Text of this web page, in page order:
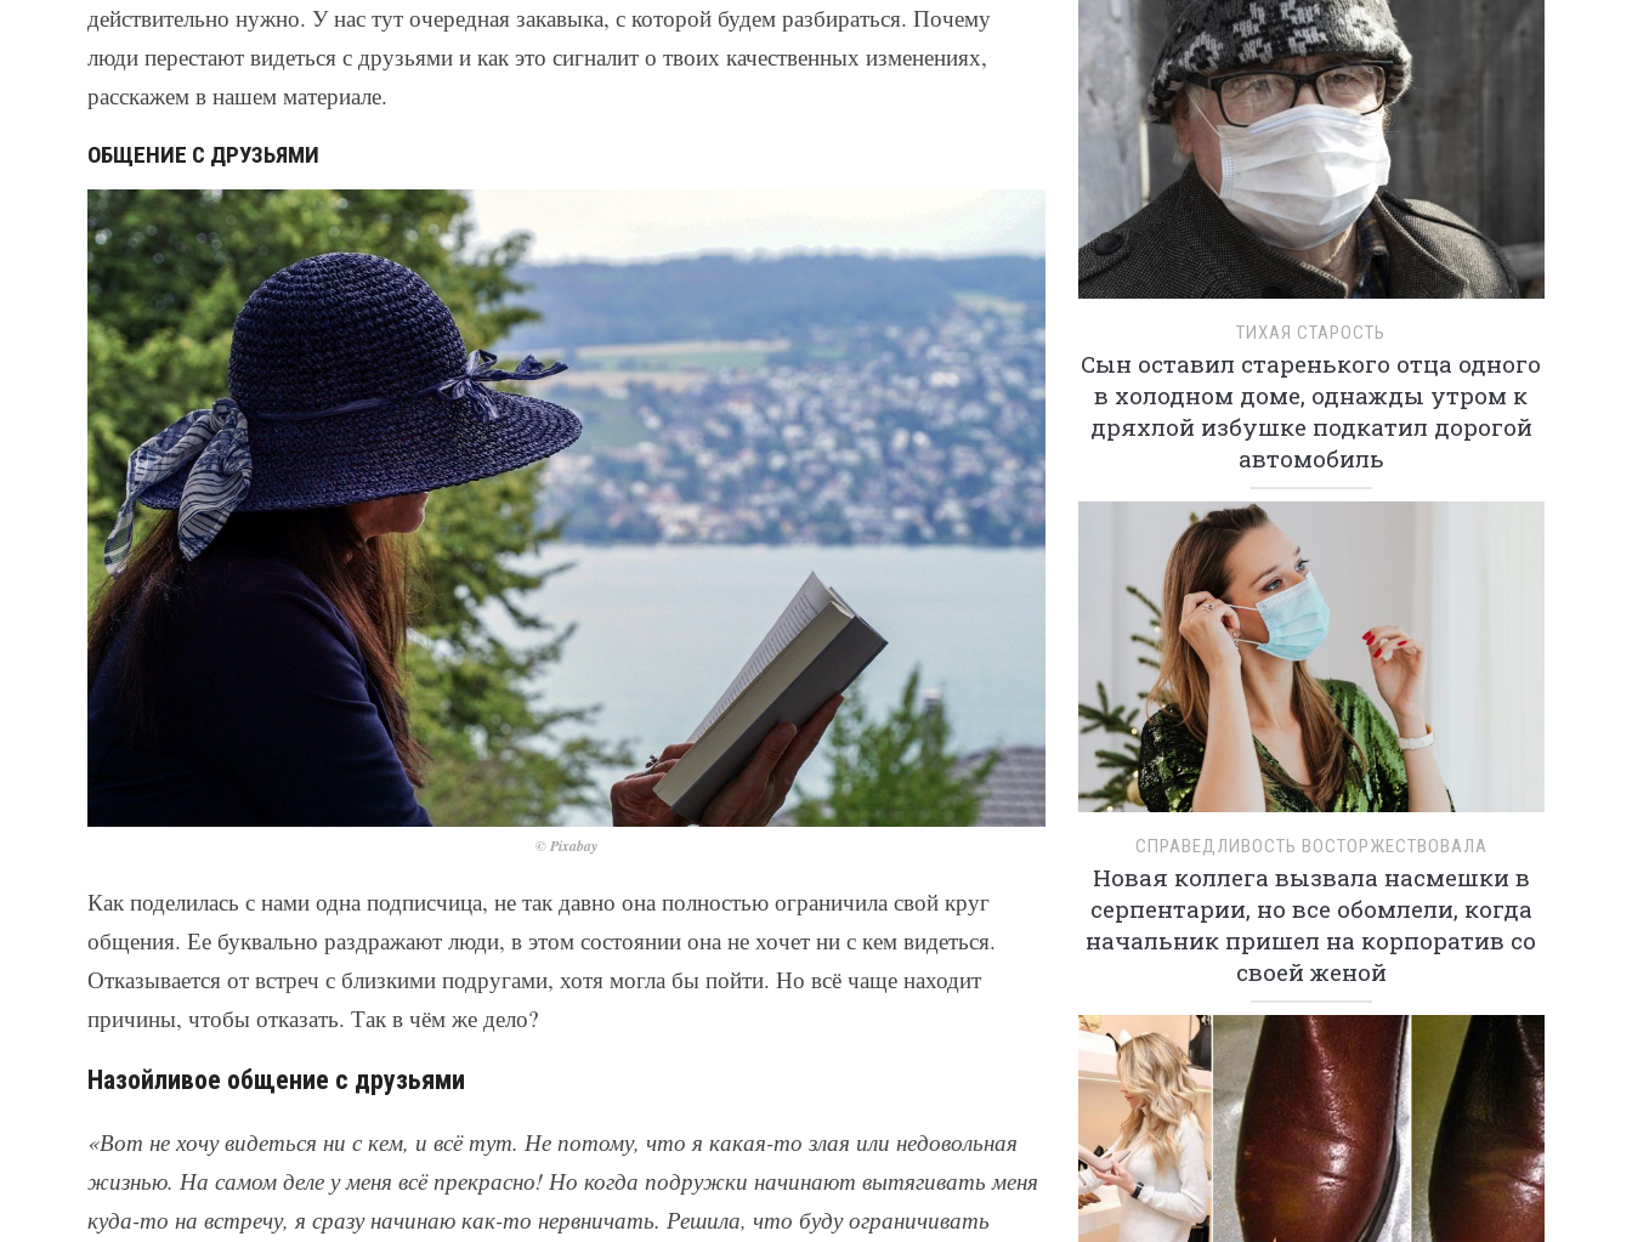
действительно нужно. У нас тут очередная закавыка, с которой будем разбираться. Почему
люди перестают видеться с друзьями и как это сигналит о твоих качественных изменениях,
расскажем в нашем материале.
ОБЩЕНИЕ С ДРУЗЬЯМИ
© Pixabay
Как поделилась с нами одна подписчица, не так давно она полностью ограничила свой круг
общения. Ее буквально раздражают люди, в этом состоянии она не хочет ни с кем видеться.
Отказывается от встреч с близкими подругами, хотя могла бы пойти. Но всё чаще находит
причины, чтобы отказать. Так в чём же дело?
Назойливое общение с друзьями
«Вот не хочу видеться ни с кем, и всё тут. Не потому, что я какая-то злая или недовольная
жизнью. На самом деле у меня всё прекрасно! Но когда подружки начинают вытягивать меня
куда-то на встречу, я сразу начинаю как-то нервничать. Решила, что буду ограничивать
ТИХАЯ СТАРОСТЬ
Сын оставил старенького отца одного
в холодном доме, однажды утром к
дряхлой избушке подкатил дорогой
автомобиль
СПРАВЕДЛИВОСТЬ ВОСТОРЖЕСТВОВАЛА
Новая коллега вызвала насмешки в
серпентарии, но все обомлели, когда
начальник пришел на корпоратив со
своей женой